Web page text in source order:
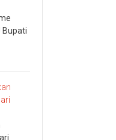
Bupati